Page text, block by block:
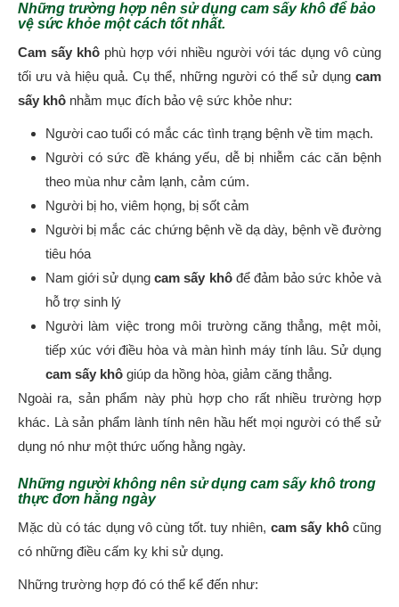
Những trường hợp nên sử dụng cam sấy khô để bảo
vệ sức khỏe một cách tốt nhất.
Cam sấy khô phù hợp với nhiều người với tác dụng vô cùng
tối ưu và hiệu quả. Cụ thể, những người có thể sử dụng cam
sấy khô nhằm mục đích bảo vệ sức khỏe như:
Người cao tuổi có mắc các tình trạng bệnh về tim mạch.
Người có sức đề kháng yếu, dễ bị nhiễm các căn bệnh
theo mùa như cảm lạnh, cảm cúm.
Người bị ho, viêm họng, bị sốt cảm
Người bị mắc các chứng bệnh về dạ dày, bệnh về đường
tiêu hóa
Nam giới sử dụngcam sấy khôđể đảm bảo sức khỏe và
hỗ trợ sinh lý
Người làm việc trong môi trường căng thẳng, mệt mỏi,
tiếp xúc với điều hòa và màn hình máy tính lâu. Sử dụng
cam sấy khô giúp da hồng hòa, giảm căng thẳng.
Ngoài ra, sản phẩm này phù hợp cho rất nhiều trường hợp
khác. Là sản phẩm lành tính nên hầu hết mọi người có thể sử
dụng nó như một thức uống hằng ngày.
Những người không nên sử dụng cam sấy khô trong
thực đơn hằng ngày
Mặc dù có tác dụng vô cùng tốt. tuy nhiên, cam sấy khôcũng
có những điều cấm kỵ khi sử dụng.
Những trường hợp đó có thể kể đến như: